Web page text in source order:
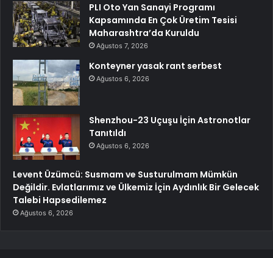
PLI Oto Yan Sanayi Programı
Kapsamında En Çok Üretim Tesisi
Maharashtra’da Kuruldu
Ağustos 7, 2026
Konteyner yasak rant serbest
Ağustos 6, 2026
Shenzhou-23 Uçuşu İçin Astronotlar
Tanıtıldı
Ağustos 6, 2026
Levent Üzümcü: Susmam ve Susturulmam Mümkün
Değildir. Evlatlarımız ve Ülkemiz İçin Aydınlık Bir Gelecek
Talebi Hapsedilemez
Ağustos 6, 2026